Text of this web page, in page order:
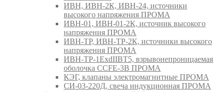
ИВН, ИВН-2К, ИВН-24, источники
высокого напряжения ПРОМА
ИВН-01, ИВН-01-2К, источник высокого
напряжения ПРОМА
ИВН-ТР, ИВН-ТР-2К, источники высокого
напряжения ПРОМА
ИВН-ТР-1ExdIIBT5, взрывонепроницаемая
оболочка CCFE-3B ПРОМА
КЭГ, клапаны электромагнитные ПРОМА
СИ-03-220Д, свеча индукционная ПРОМА